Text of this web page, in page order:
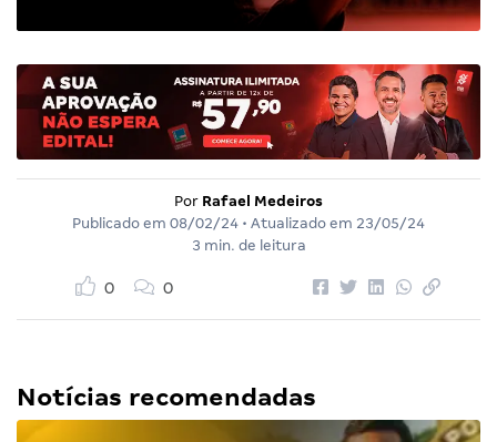
Por Rafael Medeiros
Publicado em 08/02/24 • Atualizado em 23/05/24
3 min. de leitura
0 0
Notícias recomendadas